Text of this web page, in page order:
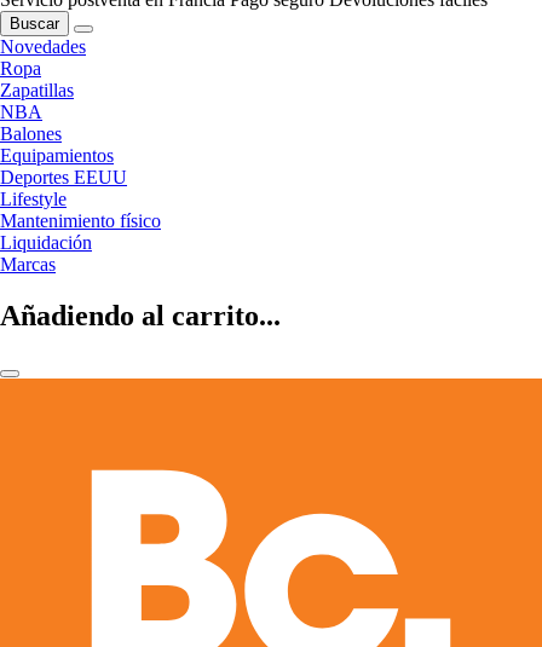
Buscar
Novedades
Ropa
Zapatillas
NBA
Balones
Equipamientos
Deportes EEUU
Lifestyle
Mantenimiento físico
Liquidación
Marcas
Añadiendo al carrito...